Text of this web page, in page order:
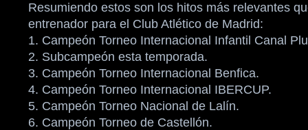
Resumiendo estos son los hitos más relevantes
entrenador para el Club Atlético de Madrid:
1. Campeón Torneo Internacional Infantil Canal
2. Subcampeón esta temporada.
3. Campeón Torneo Internacional Benfica.
4. Campeón Torneo Internacional IBERCUP.
5. Campeón Torneo Nacional de Lalín.
6. Campeón Torneo de Castellón.